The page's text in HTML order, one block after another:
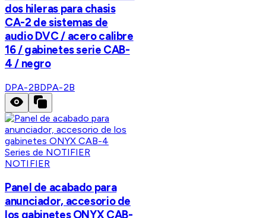
dos hileras para chasis
CA-2 de sistemas de
audio DVC / acero calibre
16 / gabinetes serie CAB-
4 / negro
DPA-2BDPA-2B
NOTIFIER
Panel de acabado para
anunciador, accesorio de
los gabinetes ONYX CAB-